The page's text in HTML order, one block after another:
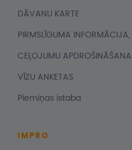
DĀVANU KARTE
PIRMSLĪGUMA INFORMĀCIJA,
CEĻOJUMU APDROŠINĀŠANA
VĪZU ANKETAS
Piemiņas istaba
IMPRO